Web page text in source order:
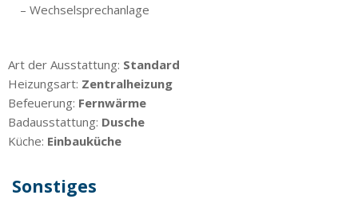
– Wechselsprechanlage
Art der Ausstattung: Standard
Heizungsart: Zentralheizung
Befeuerung: Fernwärme
Badausstattung: Dusche
Küche: Einbauküche
Sonstiges